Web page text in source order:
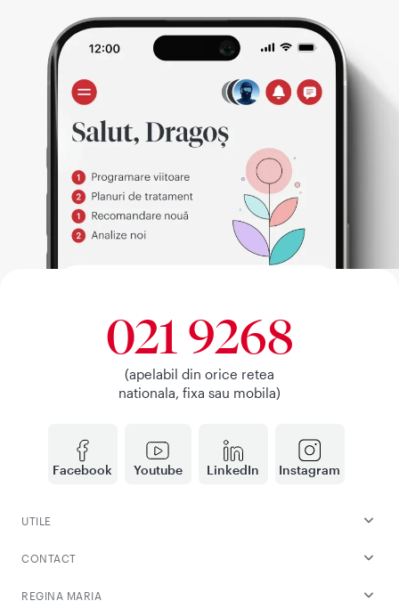
Facebook Youtube LinkedIn Instagram
021 9268
(apelabil din orice retea
nationala, fixa sau mobila)
UTILE
CONTACT
REGINA MARIA